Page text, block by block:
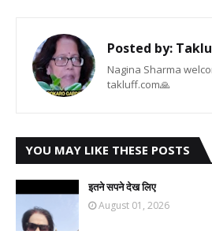
Posted by:
Nagina Sharma
takluff.com🙏
YOU MAY LIKE THESE POSTS
इतने सपने देख लिए
August 01, 2026